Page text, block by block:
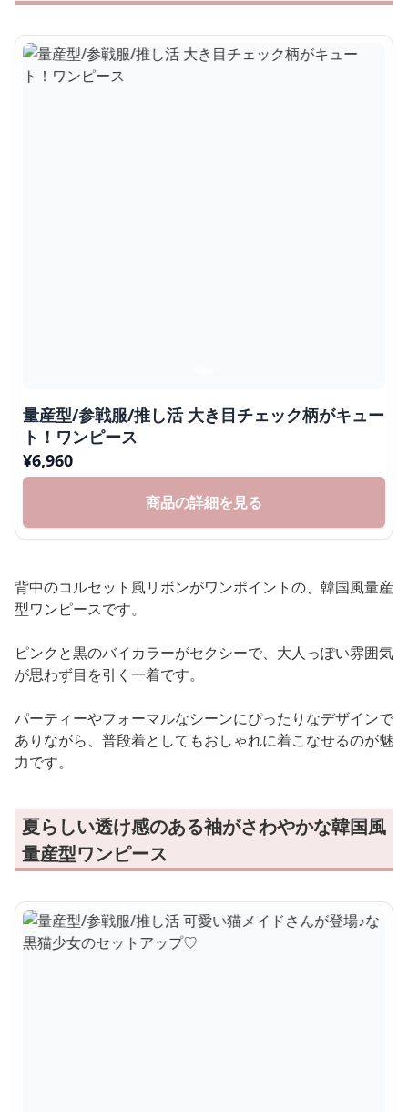
量産型/参戦服/推し活 大き目チェック柄がキュー
ト！ワンピース
¥6,960
商品の詳細を見る
背中のコルセット風リボンがワンポイントの、韓国風量産
型ワンピースです。
ピンクと黒のバイカラーがセクシーで、大人っぽい雰囲気
が思わず目を引く一着です。
パーティーやフォーマルなシーンにぴったりなデザインで
ありながら、普段着としてもおしゃれに着こなせるのが魅
力です。
夏らしい透け感のある袖がさわやかな韓国風
量産型ワンピース